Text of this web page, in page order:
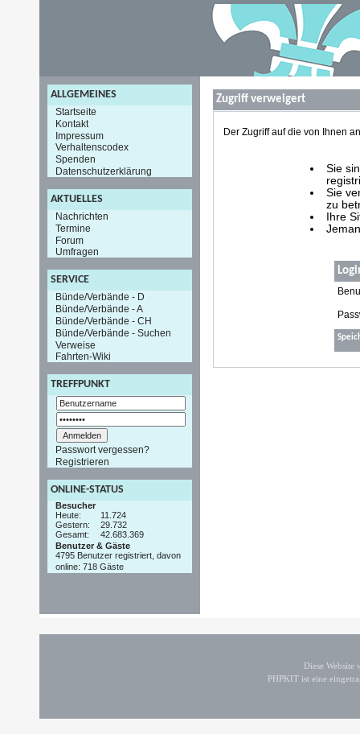
ALLGEMEINES
Startseite
Kontakt
Impressum
Verhaltenscodex
Spenden
Datenschutzerklärung
AKTUELLES
Nachrichten
Termine
Forum
Umfragen
SERVICE
Bünde/Verbände - D
Bünde/Verbände - A
Bünde/Verbände - CH
Bünde/Verbände - Suchen
Verweise
Fahrten-Wiki
TREFFPUNKT
Passwort vergessen?
Registrieren
ONLINE-STATUS
Besucher
Heute:
11.724
Gestern:
29.732
Gesamt:
42.683.369
Benutzer & Gäste
4795 Benutzer registriert, davon
online: 718 Gäste
Zugriff verweigert
Der Zugriff auf die von Ihnen
Sie
Sie
zu
Ihre
Diese
PHPKIT ist eine